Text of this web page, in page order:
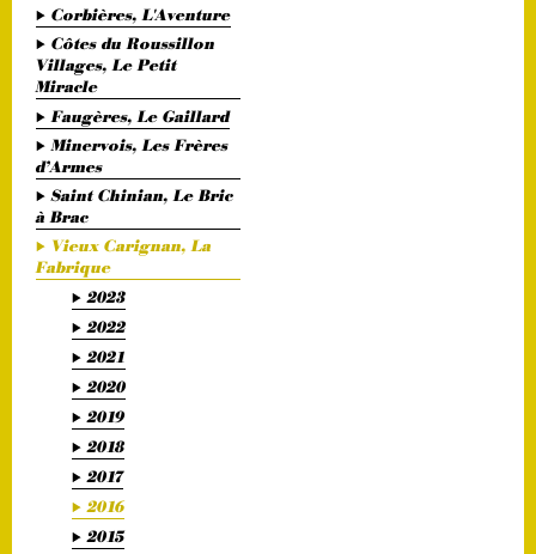
Corbières, L'Aventure
Côtes du Roussillon
Villages, Le Petit
Miracle
Faugères, Le Gaillard
Minervois, Les Frères
d’Armes
Saint Chinian, Le Bric
à Brac
Vieux Carignan, La
Fabrique
2023
2022
2021
2020
2019
2018
2017
2016
2015